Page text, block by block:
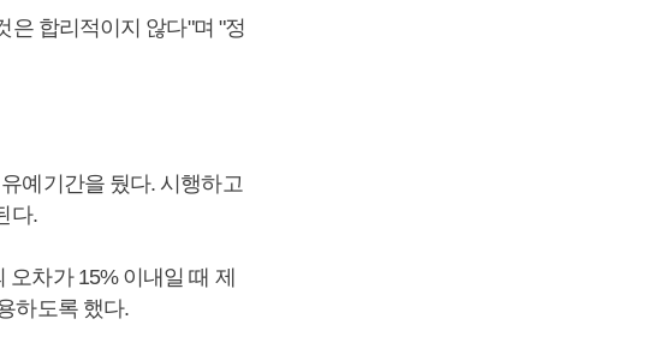
은 합리적이지 않다"며 "정
예기간을 뒀다. 시행하고
다.
차가 15% 이내일 때 제
하도록 했다.